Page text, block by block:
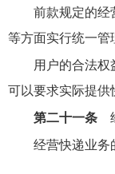
前款规定的经
等方面实行统一管
用户的合法权
可以要求实际提供
第二十一条经
经营快递业务